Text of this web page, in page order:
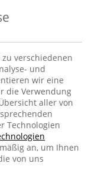
verschiedenen
und
wir eine
die Verwendung
aller von
Technologien
an, um Ihnen
von uns